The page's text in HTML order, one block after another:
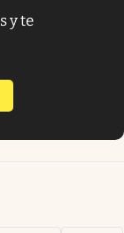
y te
nueva pestaña